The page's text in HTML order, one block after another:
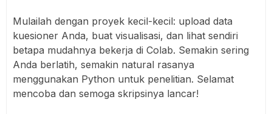
Mulailah dengan proyek kecil-kecil: upload data
kuesioner Anda, buat visualisasi, dan lihat sendiri
betapa mudahnya bekerja di Colab. Semakin sering
Anda berlatih, semakin natural rasanya
menggunakan Python untuk penelitian. Selamat
mencoba dan semoga skripsinya lancar!